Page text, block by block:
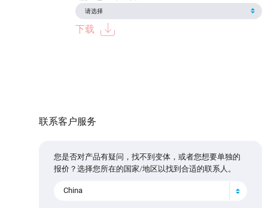
下载
联系客户服务
您是否对产品有疑问，找不到变体，或者您想要单独的
报价？选择您所在的国家/地区以找到合适的联系人。
China